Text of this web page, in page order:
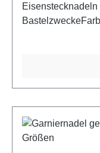
Eisenstecknadeln